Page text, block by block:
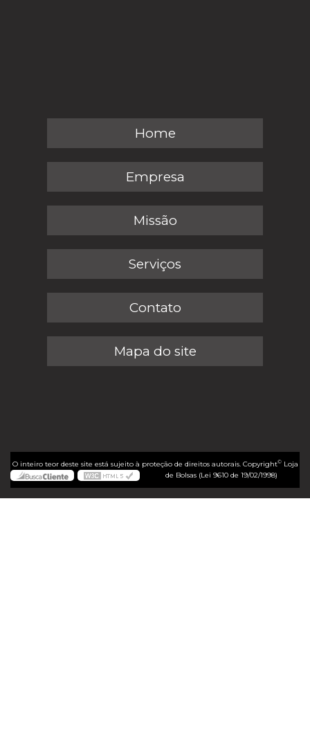
Home
Empresa
Missão
Serviços
Contato
Mapa do site
O inteiro teor deste site está sujeito à proteção de direitos autorais. Copyright©Loja
de Bolsas (Lei 9610 de 19/02/1998)